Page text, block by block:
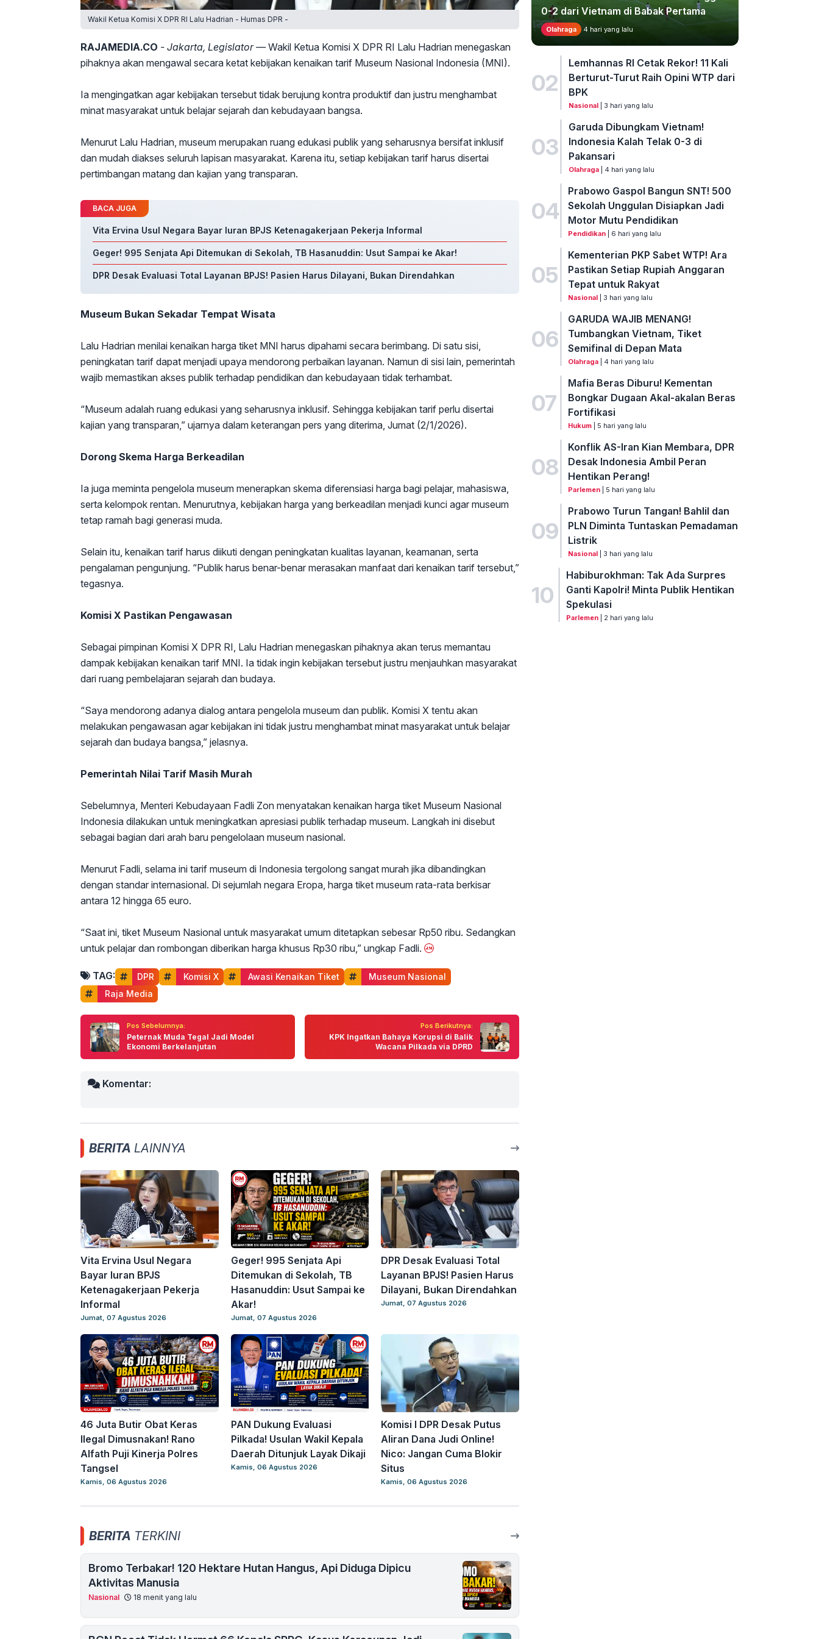
Wakil Ketua Komisi X DPR RI Lalu Hadrian - Humas DPR -
RAJAMEDIA.CO - Jakarta, Legislator —Wakil Ketua Komisi X DPR RI Lalu Hadrian menegaskan
pihaknya akan mengawal secara ketat kebijakan kenaikan tarif Museum Nasional Indonesia (MNI).
Ia mengingatkan agar kebijakan tersebut tidak berujung kontra produktif dan justru menghambat
minat masyarakat untuk belajar sejarah dan kebudayaan bangsa.
Menurut Lalu Hadrian, museum merupakan ruang edukasi publik yang seharusnya bersifat inklusif
dan mudah diakses seluruh lapisan masyarakat. Karena itu, setiap kebijakan tarif harus disertai
pertimbangan matang dan kajian yang transparan.
BACA JUGA
Vita Ervina Usul Negara Bayar Iuran BPJS Ketenagakerjaan Pekerja Informal
Geger! 995 Senjata Api Ditemukan di Sekolah, TB Hasanuddin: Usut Sampai ke Akar!
DPR Desak Evaluasi Total Layanan BPJS! Pasien Harus Dilayani, Bukan Direndahkan
Museum Bukan Sekadar Tempat Wisata
Lalu Hadrian menilai kenaikan harga tiket MNI harus dipahami secara berimbang. Di satu sisi,
peningkatan tarif dapat menjadi upaya mendorong perbaikan layanan. Namun di sisi lain, pemerintah
wajib memastikan akses publik terhadap pendidikan dan kebudayaan tidak terhambat.
“Museum adalah ruang edukasi yang seharusnya inklusif. Sehingga kebijakan tarif perlu disertai
kajian yang transparan,” ujarnya dalam keterangan pers yang diterima, Jumat (2/1/2026).
Dorong Skema Harga Berkeadilan
Ia juga meminta pengelola museum menerapkan skema diferensiasi harga bagi pelajar, mahasiswa,
serta kelompok rentan. Menurutnya, kebijakan harga yang berkeadilan menjadi kunci agar museum
tetap ramah bagi generasi muda.
Selain itu, kenaikan tarif harus diikuti dengan peningkatan kualitas layanan, keamanan, serta
pengalaman pengunjung. “Publik harus benar-benar merasakan manfaat dari kenaikan tarif tersebut,”
tegasnya.
Komisi X Pastikan Pengawasan
Sebagai pimpinan Komisi X DPR RI, Lalu Hadrian menegaskan pihaknya akan terus memantau
dampak kebijakan kenaikan tarif MNI. Ia tidak ingin kebijakan tersebut justru menjauhkan masyarakat
dari ruang pembelajaran sejarah dan budaya.
“Saya mendorong adanya dialog antara pengelola museum dan publik. Komisi X tentu akan
melakukan pengawasan agar kebijakan ini tidak justru menghambat minat masyarakat untuk belajar
sejarah dan budaya bangsa,” jelasnya.
Pemerintah Nilai Tarif Masih Murah
Sebelumnya, Menteri Kebudayaan Fadli Zon menyatakan kenaikan harga tiket Museum Nasional
Indonesia dilakukan untuk meningkatkan apresiasi publik terhadap museum. Langkah ini disebut
sebagai bagian dari arah baru pengelolaan museum nasional.
Menurut Fadli, selama ini tarif museum di Indonesia tergolong sangat murah jika dibandingkan
dengan standar internasional. Di sejumlah negara Eropa, harga tiket museum rata-rata berkisar
antara 12 hingga 65 euro.
“Saat ini, tiket Museum Nasional untuk masyarakat umum ditetapkan sebesar Rp50 ribu. Sedangkan
untuk pelajar dan rombongan diberikan harga khusus Rp30 ribu,” ungkap Fadli.
TAG: DPR Komisi X Awasi Kenaikan Tiket
Museum Nasional
Raja Media
Pos Sebelumnya:
Peternak Muda Tegal Jadi Model
Ekonomi Berkelanjutan
Pos Berikutnya:
KPK Ingatkan Bahaya Korupsi di Balik
Wacana Pilkada via DPRD
Komentar:
BERITA LAINNYA
Vita Ervina Usul Negara
Bayar Iuran BPJS
Ketenagakerjaan Pekerja
Informal
Jumat, 07 Agustus 2026
Geger! 995 Senjata Api
Ditemukan di Sekolah, TB
Hasanuddin: Usut Sampai ke
Akar!
Jumat, 07 Agustus 2026
DPR Desak Evaluasi Total
Layanan BPJS! Pasien Harus
Dilayani, Bukan Direndahkan
Jumat, 07 Agustus 2026
46 Juta Butir Obat Keras
Ilegal Dimusnakan! Rano
Alfath Puji Kinerja Polres
Tangsel
Kamis, 06 Agustus 2026
PAN Dukung Evaluasi
Pilkada! Usulan Wakil Kepala
Daerah Ditunjuk Layak Dikaji
Kamis, 06 Agustus 2026
Komisi I DPR Desak Putus
Aliran Dana Judi Online!
Nico: Jangan Cuma Blokir
Situs
Kamis, 06 Agustus 2026
BERITA TERKINI
Bromo Terbakar! 120 Hektare Hutan Hangus, Api Diduga Dipicu
Aktivitas Manusia
Nasional 18 menit yang lalu
0-2 dari Vietnam di Babak Pertama
Olahraga 4 hari yang lalu
02
Lemhannas RI Cetak Rekor! 11 Kali
Berturut-Turut Raih Opini WTP dari
BPK
Nasional| 3 hari yang lalu
03
Garuda Dibungkam Vietnam!
Indonesia Kalah Telak 0-3 di
Pakansari
Olahraga| 4 hari yang lalu
04
Prabowo Gaspol Bangun SNT! 500
Sekolah Unggulan Disiapkan Jadi
Motor Mutu Pendidikan
Pendidikan | 6 hari yang lalu
05
Kementerian PKP Sabet WTP! Ara
Pastikan Setiap Rupiah Anggaran
Tepat untuk Rakyat
Nasional | 3 hari yang lalu
06
GARUDA WAJIB MENANG!
Tumbangkan Vietnam, Tiket
Semifinal di Depan Mata
Olahraga | 4 hari yang lalu
07
Mafia Beras Diburu! Kementan
Bongkar Dugaan Akal-akalan Beras
Fortifikasi
Hukum | 5 hari yang lalu
08
Konflik AS-Iran Kian Membara, DPR
Desak Indonesia Ambil Peran
Hentikan Perang!
Parlemen | 5 hari yang lalu
09
Prabowo Turun Tangan! Bahlil dan
PLN Diminta Tuntaskan Pemadaman
Listrik
Nasional | 3 hari yang lalu
10
Habiburokhman: Tak Ada Surpres
Ganti Kapolri! Minta Publik Hentikan
Spekulasi
Parlemen | 2 hari yang lalu